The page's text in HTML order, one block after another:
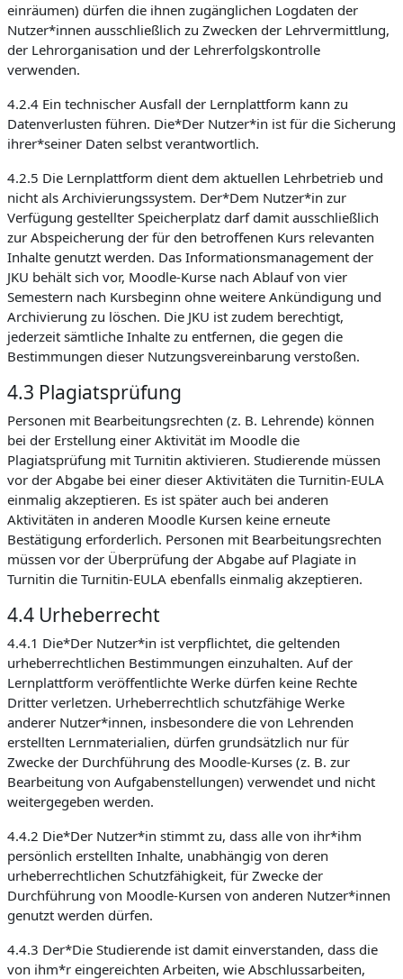
einräumen) dürfen die ihnen zugänglichen Logdaten der
Nutzer*innen ausschließlich zu Zwecken der Lehrvermittlung,
der Lehrorganisation und der Lehrerfolgskontrolle
verwenden.
4.2.4 Ein technischer Ausfall der Lernplattform kann zu
Datenverlusten führen. Die*Der Nutzer*in ist für die Sicherung
ihrer*seiner Daten selbst verantwortlich.
4.2.5 Die Lernplattform dient dem aktuellen Lehrbetrieb und
nicht als Archivierungssystem. Der*Dem Nutzer*in zur
Verfügung gestellter Speicherplatz darf damit ausschließlich
zur Abspeicherung der für den betroffenen Kurs relevanten
Inhalte genutzt werden. Das Informationsmanagement der
JKU behält sich vor, Moodle-Kurse nach Ablauf von vier
Semestern nach Kursbeginn ohne weitere Ankündigung und
Archivierung zu löschen. Die JKU ist zudem berechtigt,
jederzeit sämtliche Inhalte zu entfernen, die gegen die
Bestimmungen dieser Nutzungsvereinbarung verstoßen.
4.3 Plagiatsprüfung
Personen mit Bearbeitungsrechten (z. B. Lehrende) können
bei der Erstellung einer Aktivität im Moodle die
Plagiatsprüfung mit Turnitin aktivieren. Studierende müssen
vor der Abgabe bei einer dieser Aktivitäten die Turnitin-EULA
einmalig akzeptieren. Es ist später auch bei anderen
Aktivitäten in anderen Moodle Kursen keine erneute
Bestätigung erforderlich. Personen mit Bearbeitungsrechten
müssen vor der Überprüfung der Abgabe auf Plagiate in
Turnitin die Turnitin-EULA ebenfalls einmalig akzeptieren.
4.4 Urheberrecht
4.4.1 Die*Der Nutzer*in ist verpflichtet, die geltenden
urheberrechtlichen Bestimmungen einzuhalten. Auf der
Lernplattform veröffentlichte Werke dürfen keine Rechte
Dritter verletzen. Urheberrechtlich schutzfähige Werke
anderer Nutzer*innen, insbesondere die von Lehrenden
erstellten Lernmaterialien, dürfen grundsätzlich nur für
Zwecke der Durchführung des Moodle-Kurses (z. B. zur
Bearbeitung von Aufgabenstellungen) verwendet und nicht
weitergegeben werden.
4.4.2 Die*Der Nutzer*in stimmt zu, dass alle von ihr*ihm
persönlich erstellten Inhalte, unabhängig von deren
urheberrechtlichen Schutzfähigkeit, für Zwecke der
Durchführung von Moodle-Kursen von anderen Nutzer*innen
genutzt werden dürfen.
4.4.3 Der*Die Studierende ist damit einverstanden, dass die
von ihm*r eingereichten Arbeiten, wie Abschlussarbeiten,